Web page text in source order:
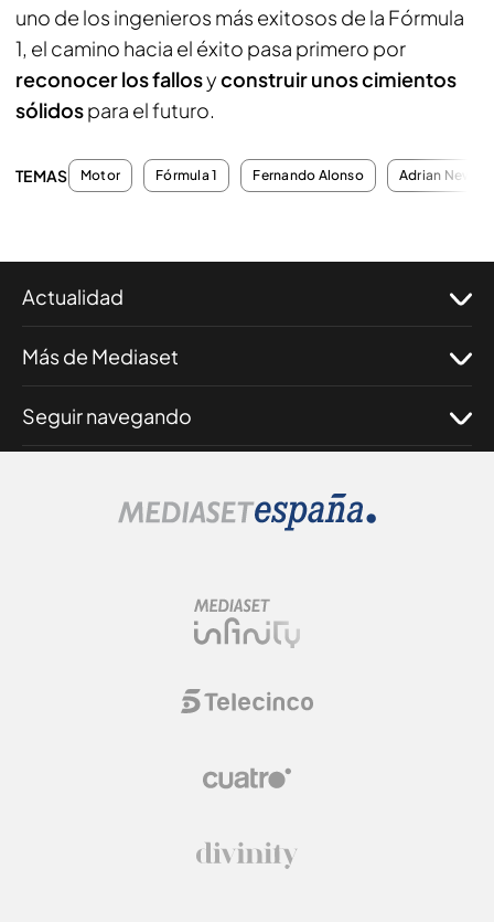
uno de los ingenieros más exitosos de la Fórmula
1, el camino hacia el éxito pasa primero por
reconocer los fallosyconstruir unos cimientos
sólidospara el futuro.
TEMAS Motor Fórmula 1 Fernando Alonso Adrian Newey
Actualidad
Más de Mediaset
Seguir navegando